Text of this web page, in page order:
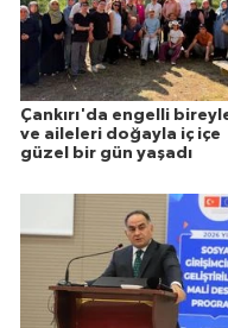
Çankırı'da engelli
ve aileleri doğayla iç içe
güzel bir gün yaşadı